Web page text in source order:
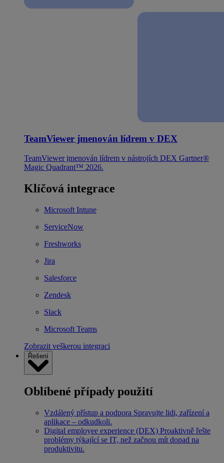
TeamViewer jmenován lídrem v DEX
TeamViewer jmenován lídrem v nástrojích DEX Gartner®
Magic Quadrant™ 2026.
Klíčová integrace
Microsoft Intune
ServiceNow
Freshworks
Jira
Salesforce
Zendesk
Slack
Microsoft Teams
Zobrazit veškerou integraci
Řešení
Oblíbené případy použití
Vzdálený přístup a podpora Spravujte lidi, zařízení a
aplikace – odkudkoli.
Digital employee experience (DEX) Proaktivně řešte
problémy týkající se IT, než začnou mít dopad na
produktivitu.